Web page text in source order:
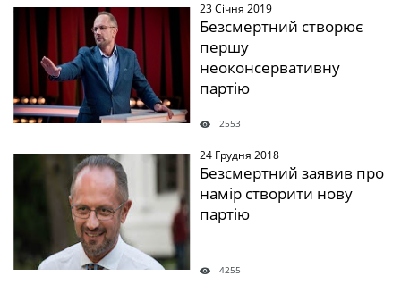
23 Січня 2019
Безсмертний створює
першу
неоконсервативну
партію
2553
24 Грудня 2018
Безсмертний заявив про
намір створити нову
партію
4255